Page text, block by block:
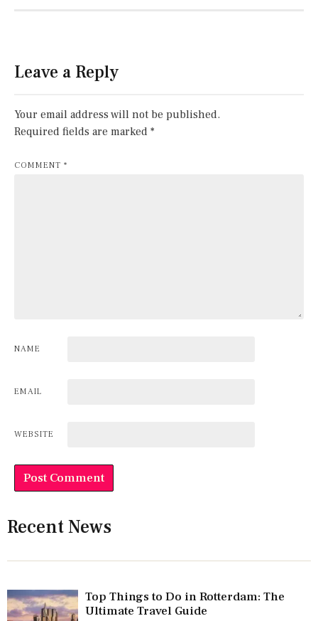
Leave a Reply
Your email address will not be published.
Required fields are marked *
COMMENT *
NAME
EMAIL
WEBSITE
Recent News
Top Things to Do in Rotterdam: The
Ultimate Travel Guide